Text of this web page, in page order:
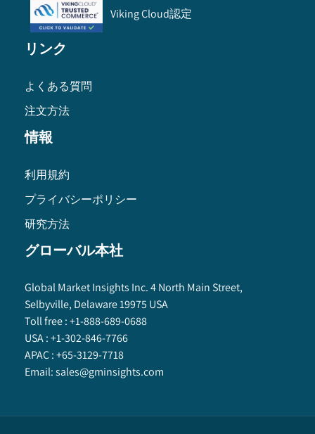
Viking Cloud認定
リンク
よくある質問
注文方法
情報
利用規約
プライバシーポリシー
研究方法
グローバル本社
Global Market Insights Inc. 4 North Main Street,
Selbyville, Delaware 19975 USA
Toll free :+1-888-689-0688
USA :+1-302-846-7766
APAC :+65-3129-7718
Email:sales@gminsights.com